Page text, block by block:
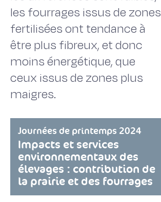
les fourrages issus de zones
fertilisées ont tendance à
être plus fibreux, et donc
moins énergétique, que
ceux issus de zones plus
maigres.
Journées de printemps 2024
Impacts et services
environnementaux des
élevages : contribution de
la prairie et des fourrages